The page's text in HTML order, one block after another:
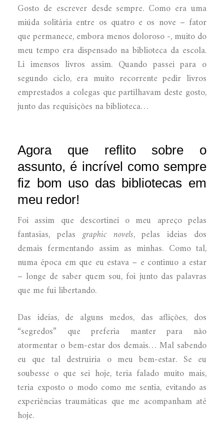
Gosto de escrever desde sempre. Como era uma
miúda solitária entre os quatro e os nove – fator
que permanece, embora menos doloroso -, muito do
meu tempo era dispensado na biblioteca da escola.
Li imensos livros assim. Quando passei para o
segundo ciclo, era muito recorrente pedir livros
emprestados a colegas que partilhavam deste gosto,
junto das requisições na biblioteca…
Agora que reflito sobre o
assunto, é incrível como sempre
fiz bom uso das bibliotecas em
meu redor!
Foi assim que descortinei o meu apreço pelas
fantasias, pelasgraphic novels, pelas ideias dos
demais fermentando assim as minhas. Como tal,
numa época em que eu estava – e continuo a estar
– longe de saber quem sou, foi junto das palavras
que me fui libertando.
Das ideias, de alguns medos, das aflições, dos
“segredos” que preferia manter para não
atormentar o bem-estar dos demais… Mal sabendo
eu que tal destruiria o meu bem-estar. Se eu
soubesse o que sei hoje, teria falado muito mais,
teria exposto o modo como me sentia, evitando as
experiências traumáticas que me acompanham até
hoje.